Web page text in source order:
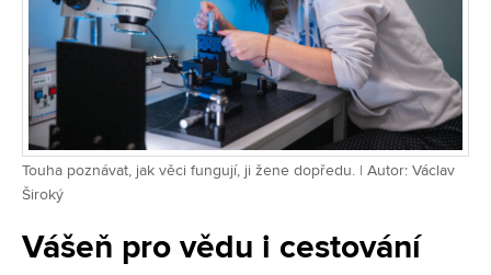
Touha poznávat, jak věci fungují, ji žene dopředu. | Autor: Václav
Široký
Vášeň pro vědu i cestování